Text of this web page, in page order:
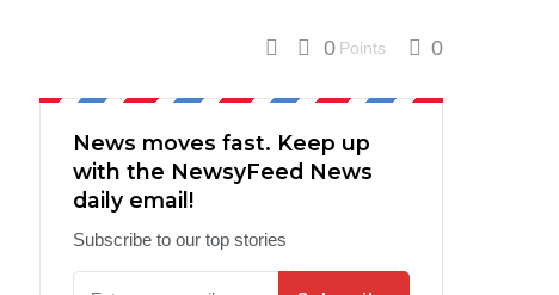
0 Points 0
News moves fast. Keep up
with the NewsyFeed News
daily email!
Subscribe to our top stories